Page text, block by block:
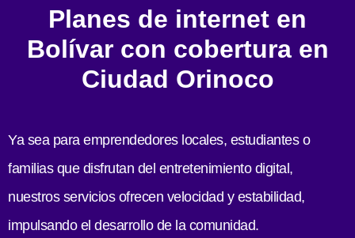
Planes de internet en
Bolívar con cobertura en
Ciudad Orinoco
Ya sea para emprendedores locales, estudiantes o
familias que disfrutan del entretenimiento digital,
nuestros servicios ofrecen velocidad y estabilidad,
impulsando el desarrollo de la comunidad.